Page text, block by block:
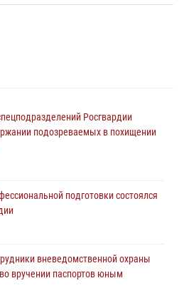
Росгвардии
подозреваемых в похищении
подготовки состоялся
вневедомственной охраны
вручении паспортов юным